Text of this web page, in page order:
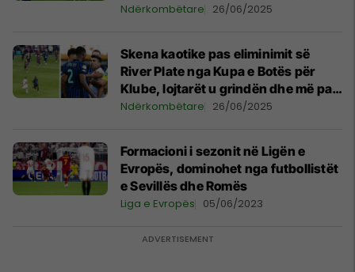
tunel për t'u rrahur
Ndërkombëtare 26/06/2025
Skena kaotike pas eliminimit së
River Plate nga Kupa e Botës për
Klube, lojtarët u grindën dhe më pas
vrapuan drejt dhomave të zhveshjes
Ndërkombëtare 26/06/2025
Formacioni i sezonit në Ligën e
Evropës, dominohet nga futbollistët
e Sevillës dhe Romës
Liga e Evropës 05/06/2023